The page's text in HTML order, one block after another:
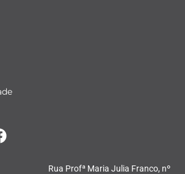
Rua Profª Maria Julia Franco, nº